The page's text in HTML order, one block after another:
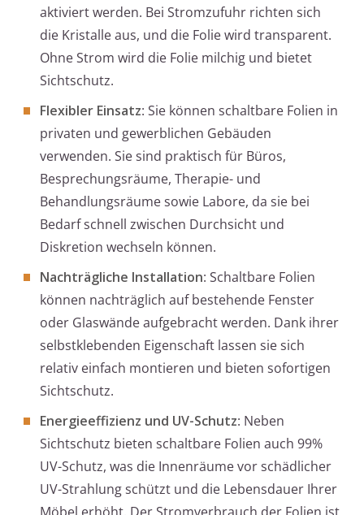
aktiviert werden. Bei Stromzufuhr richten sich
die Kristalle aus, und die Folie wird transparent.
Ohne Strom wird die Folie milchig und bietet
Sichtschutz.
Flexibler Einsatz: Sie können schaltbare Folien in
privaten und gewerblichen Gebäuden
verwenden. Sie sind praktisch für Büros,
Besprechungsräume, Therapie- und
Behandlungsräume sowie Labore, da sie bei
Bedarf schnell zwischen Durchsicht und
Diskretion wechseln können.
Nachträgliche Installation: Schaltbare Folien
können nachträglich auf bestehende Fenster
oder Glaswände aufgebracht werden. Dank ihrer
selbstklebenden Eigenschaft lassen sie sich
relativ einfach montieren und bieten sofortigen
Sichtschutz.
Energieeffizienz und UV-Schutz: Neben
Sichtschutz bieten schaltbare Folien auch 99%
UV-Schutz, was die Innenräume vor schädlicher
UV-Strahlung schützt und die Lebensdauer Ihrer